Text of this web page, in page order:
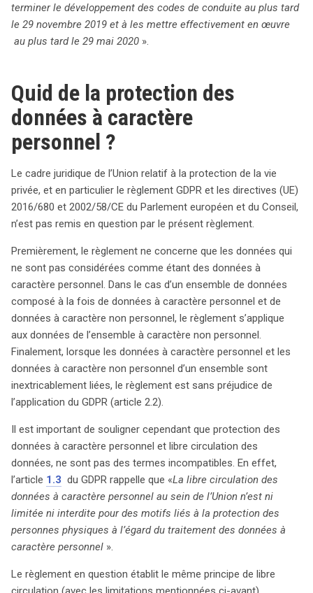
terminer le développement des codes de conduite au plus tard
le 29 novembre 2019 et à les mettre effectivement en œuvre
au plus tard le 29 mai 2020 ».
Quid de la protection des
données à caractère
personnel ?
Le cadre juridique de l’Union relatif à la protection de la vie
privée, et en particulier le règlement GDPR et les directives (UE)
2016/680 et 2002/58/CE du Parlement européen et du Conseil,
n’est pas remis en question par le présent règlement.
Premièrement, le règlement ne concerne que les données qui
ne sont pas considérées comme étant des données à
caractère personnel. Dans le cas d’un ensemble de données
composé à la fois de données à caractère personnel et de
données à caractère non personnel, le règlement s’applique
aux données de l’ensemble à caractère non personnel.
Finalement, lorsque les données à caractère personnel et les
données à caractère non personnel d’un ensemble sont
inextricablement liées, le règlement est sans préjudice de
l’application du GDPR (article 2.2).
Il est important de souligner cependant que protection des
données à caractère personnel et libre circulation des
données, ne sont pas des termes incompatibles. En effet,
l’article 1.3 du GDPR rappelle que «La libre circulation des
données à caractère personnel au sein de l’Union n’est ni
limitée ni interdite pour des motifs liés à la protection des
personnes physiques à l’égard du traitement des données à
caractère personnel ».
Le règlement en question établit le même principe de libre